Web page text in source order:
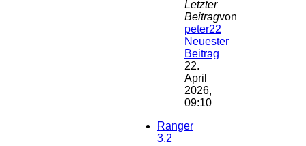
Letzter
Beitragvon
peter22
Neuester
Beitrag
22.
April
2026,
09:10
Ranger
3,2